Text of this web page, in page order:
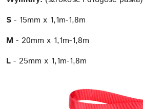
S - 15mm x 1,1m-1,8m
M - 20mm x 1,1m-1,8m
L - 25mm x 1,1m-1,8m